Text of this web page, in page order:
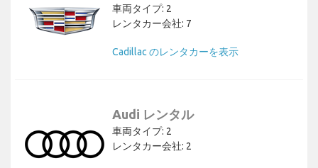
車両タイプ: 2
レンタカー会社: 7
Cadillac のレンタカーを表示
Audi レンタル
車両タイプ: 2
レンタカー会社: 2